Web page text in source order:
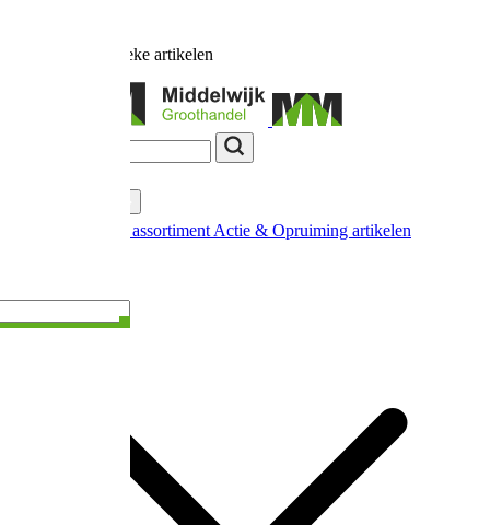
unieke artikelen
Nieuw in ons assortiment Actie & Opruiming artikelen